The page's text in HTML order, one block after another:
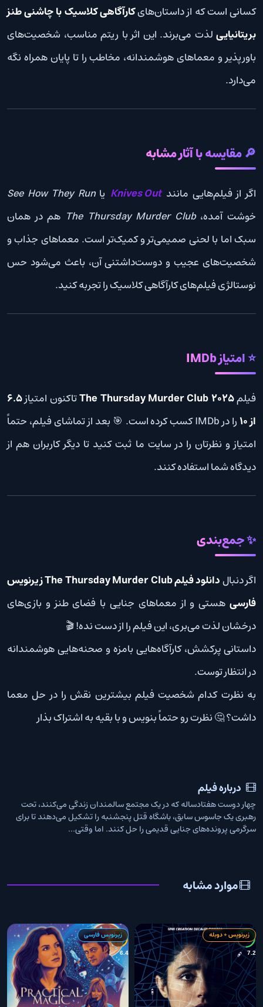
کسانی است که از داستان‌هایکارآگاهی کلاسیک با چاشنی طنز
بریتانیایی لذت می‌برند. این اثر با ریتم مناسب، شخصیت‌های
باورپذیر و معماهای هوشمندانه، مخاطب را تا پایان همراه نگه
می‌دارد.
🔎 مقایسه با آثار مشابه
اگر از فیلم‌هایی مانندKnives Out یاSee How They Run
خوشت آمده،The Thursday Murder Club هم در همان
سبک اما با لحنی صمیمی‌تر و کمیک‌تر است. معماهای جذاب و
شخصیت‌های عجیب و دوست‌داشتنی آن، باعث می‌شود حس
نوستالژی فیلم‌های کارآگاهی کلاسیک را تجربه کنید.
⭐ امتیاز IMDb
فیلمThe Thursday Murder Club 2025تاکنون امتیاز6.5
از 10
را در IMDb کسب کرده است. 🎯 بعد از تماشای فیلم، حتماً
امتیاز و نظرتان را در سایت ما ثبت کنید تا دیگر کاربران هم از
دیدگاه شما استفاده کنند.
✨ جمع‌بندی
اگر دنبال
دانلود فیلم The Thursday Murder Club زیرنویس
فارسی هستی و از معماهای جنایی با فضای طنز و بازی‌های
درخشان لذت می‌بری، این فیلم را از دست نده! 🎬
داستانی پرکشش، کارآگاه‌هایی بامزه و صحنه‌هایی هوشمندانه
در انتظار توست.
به نظرت کدام شخصیت فیلم بیشترین نقش را در حل معما
داشت؟ 🤔 نظرت رو حتماً بنویس و با بقیه به اشتراک بذار
درباره فیلم
چهار دوست هفتادساله که در یک مجتمع سالمندان زندگی می‌کنند، تحت
رهبری یک جاسوس سابق، باشگاه قتل پنجشنبه را تشکیل می‌دهند تا برای
سرگرمی پرونده‌های جنایی قدیمی را حل کنند. اما وقتی...
موارد مشابه
7.2
زیرنویس + دوبله
6.4
زیرنویس فارسی